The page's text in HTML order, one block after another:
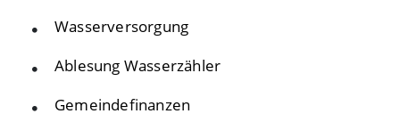
Wasserversorgung
Ablesung Wasserzähler
Gemeindefinanzen